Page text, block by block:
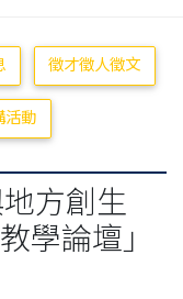
徵才徵人徵文
活動
方創生
學論壇」